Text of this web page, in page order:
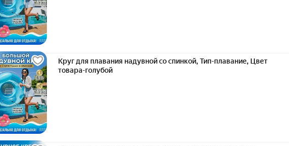
Круг для плавания надувной со спинкой, Тип-плавание, Цвет
товара-голубой